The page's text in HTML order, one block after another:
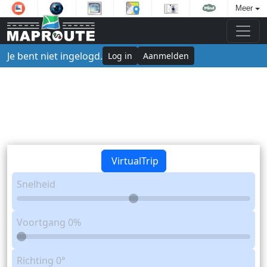
Meer
Je bent niet ingelogd. Log in Aanmelden
VirtualTrip
Snelheid
Voortgang 0%
Richting 0°